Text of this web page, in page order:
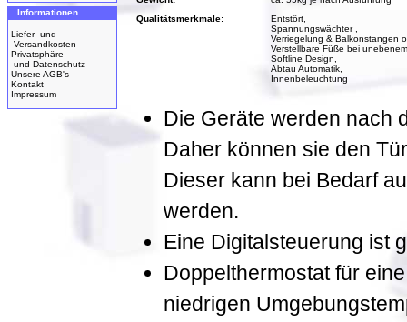
Informationen
Liefer- und
Versandkosten
Privatsphäre
und Datenschutz
Unsere AGB's
Kontakt
Impressum
Qualitätsmerkmale:
Entstört,
Spannungswächter ,
Verriegelung & Balkonstangen
Verstellbare Füße bei
Softline Design,
Abtau Automatik,
Innenbeleuchtung
Die Geräte werden nach
Daher können sie den
Dieser kann bei Bedarf
werden.
Eine Digitalsteuerung ist
Doppelthermostat für
niedrigen